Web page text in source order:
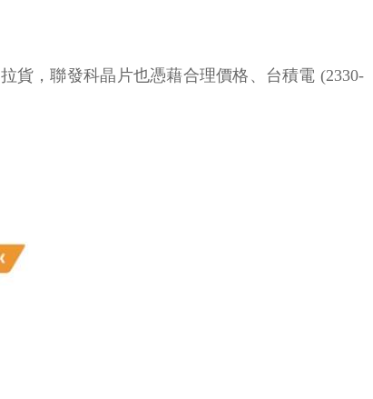
貨，聯發科晶片也憑藉合理價格、台積電 (2330-